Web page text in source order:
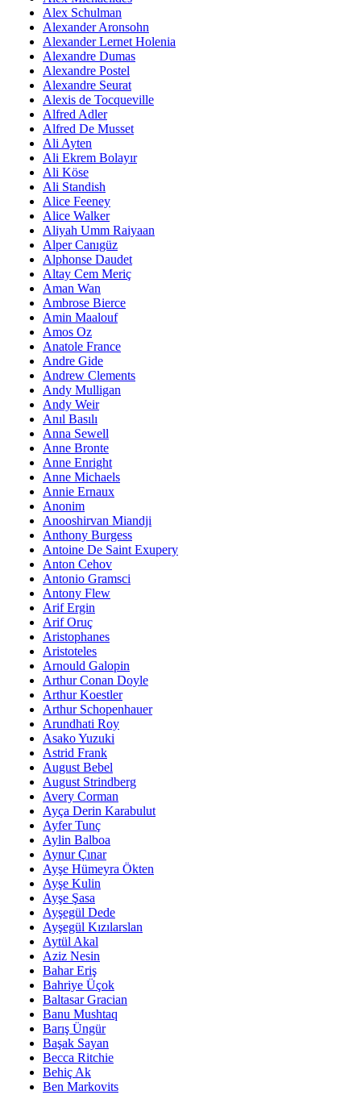
Alex Schulman
Alexander Aronsohn
Alexander Lernet Holenia
Alexandre Dumas
Alexandre Postel
Alexandre Seurat
Alexis de Tocqueville
Alfred Adler
Alfred De Musset
Ali Ayten
Ali Ekrem Bolayır
Ali Köse
Ali Standish
Alice Feeney
Alice Walker
Aliyah Umm Raiyaan
Alper Canıgüz
Alphonse Daudet
Altay Cem Meriç
Aman Wan
Ambrose Bierce
Amin Maalouf
Amos Oz
Anatole France
Andre Gide
Andrew Clements
Andy Mulligan
Andy Weir
Anıl Basılı
Anna Sewell
Anne Bronte
Anne Enright
Anne Michaels
Annie Ernaux
Anonim
Anooshirvan Miandji
Anthony Burgess
Antoine De Saint Exupery
Anton Cehov
Antonio Gramsci
Antony Flew
Arif Ergin
Arif Oruç
Aristophanes
Aristoteles
Arnould Galopin
Arthur Conan Doyle
Arthur Koestler
Arthur Schopenhauer
Arundhati Roy
Asako Yuzuki
Astrid Frank
August Bebel
August Strindberg
Avery Corman
Ayça Derin Karabulut
Ayfer Tunç
Aylin Balboa
Aynur Çınar
Ayşe Hümeyra Ökten
Ayşe Kulin
Ayşe Şasa
Ayşegül Dede
Ayşegül Kızılarslan
Aytül Akal
Aziz Nesin
Bahar Eriş
Bahriye Üçok
Baltasar Gracian
Banu Mushtaq
Barış Üngür
Başak Sayan
Becca Ritchie
Behiç Ak
Ben Markovits